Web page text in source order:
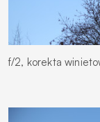
f/2, korekta